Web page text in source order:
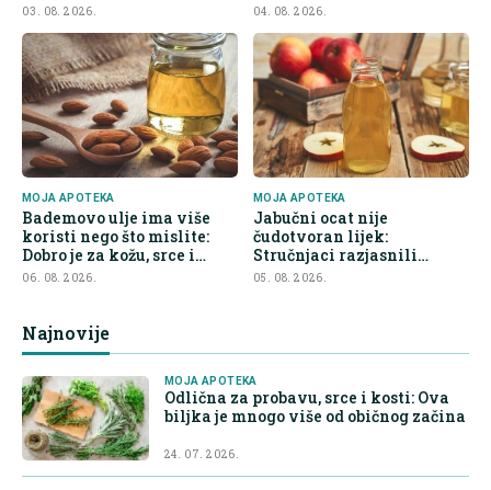
03. 08. 2026. 04. 08. 2026.
MOJA APOTEKA
Bademovo ulje ima više
koristi nego što mislite:
Dobro je za kožu, srce i
kontrolu apetita
06. 08. 2026.
MOJA APOTEKA
Jabučni ocat nije
čudotvoran lijek:
Stručnjaci razjasnili
najveće zablude
05. 08. 2026.
Najnovije
MOJA APOTEKA
Odlična za probavu, srce i kosti: Ova
biljka je mnogo više od običnog začina
24. 07. 2026.